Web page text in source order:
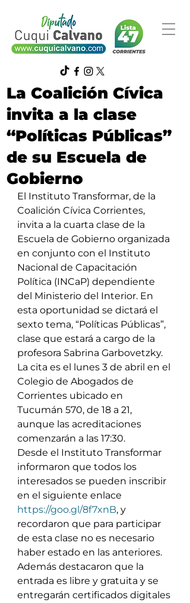
La Coalición Cívica
invita a la clase
“Políticas Públicas”
de su Escuela de
Gobierno
El Instituto Transformar, de la
Coalición Cívica Corrientes,
invita a la cuarta clase de la
Escuela de Gobierno organizada
en conjunto con el Instituto
Nacional de Capacitación
Política (INCaP) dependiente
del Ministerio del Interior. En
esta oportunidad se dictará el
sexto tema, “Políticas Públicas”,
clase que estará a cargo de la
profesora Sabrina Garbovetzky.
La cita es el lunes 3 de abril en el
Colegio de Abogados de
Corrientes ubicado en
Tucumán 570, de 18 a 21,
aunque las acreditaciones
comenzarán a las 17:30.
Desde el Instituto Transformar
informaron que todos los
interesados se pueden inscribir
en el siguiente enlace
https://goo.gl/8f7xnB, y
recordaron que para participar
de esta clase no es necesario
haber estado en las anteriores.
Además destacaron que la
entrada es libre y gratuita y se
entregarán certificados digitales